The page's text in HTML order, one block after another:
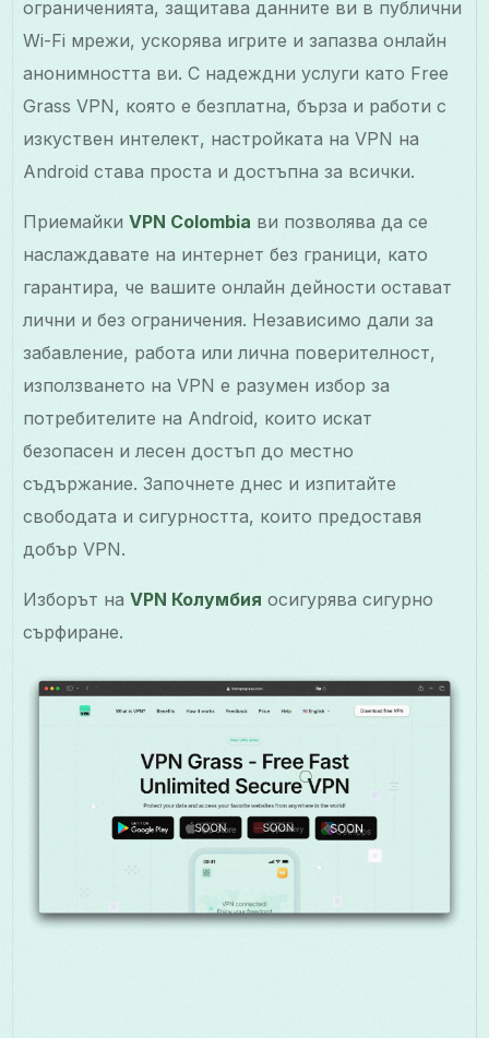
ограниченията, защитава данните ви в публични
Wi-Fi мрежи, ускорява игрите и запазва онлайн
анонимността ви. С надеждни услуги като Free
Grass VPN, която е безплатна, бърза и работи с
изкуствен интелект, настройката на VPN на
Android става проста и достъпна за всички.
ПриемайкиVPN Colombia ви позволява да се
наслаждавате на интернет без граници, като
гарантира, че вашите онлайн дейности остават
лични и без ограничения. Независимо дали за
забавление, работа или лична поверителност,
използването на VPN е разумен избор за
потребителите на Android, които искат
безопасен и лесен достъп до местно
съдържание. Започнете днес и изпитайте
свободата и сигурността, които предоставя
добър VPN.
Изборът наVPN Колумбия осигурява сигурно
сърфиране.